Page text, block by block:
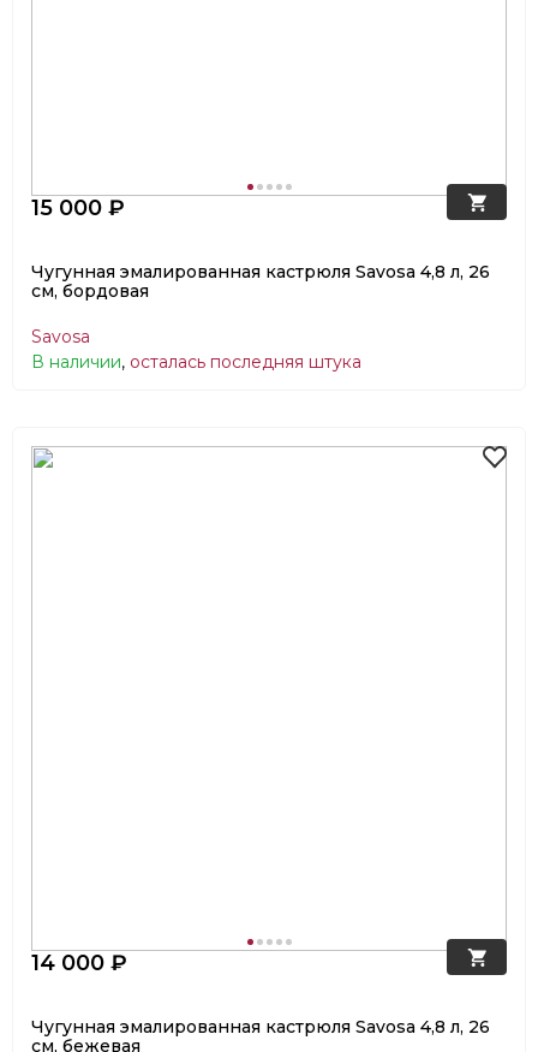
15 000 ₽
Чугунная эмалированная кастрюля Savosa 4,8 л, 26
см, бордовая
Savosa
В наличии, осталась последняя штука
14 000 ₽
Чугунная эмалированная кастрюля Savosa 4,8 л, 26
см, бежевая